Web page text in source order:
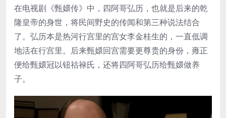
在电视剧《甄嬛传》中，四阿哥弘历，也就是后来的乾
隆皇帝的身世，将民间野史的传闻和第三种说法结合
了。弘历本是热河行宫里的宫女李金桂生的，一直低调
地活在行宫里。后来甄嬛回宫需要更尊贵的身份，雍正
便给甄嬛冠以钮祜禄氏，还将四阿哥弘历给甄嬛做养
子。